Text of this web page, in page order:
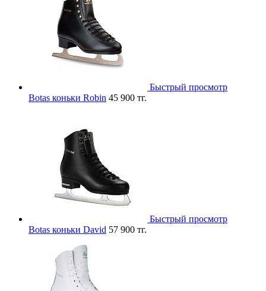
Быстрый просмотр
Botas коньки Robin 45 900 тг.
Быстрый просмотр
Botas коньки David 57 900 тг.